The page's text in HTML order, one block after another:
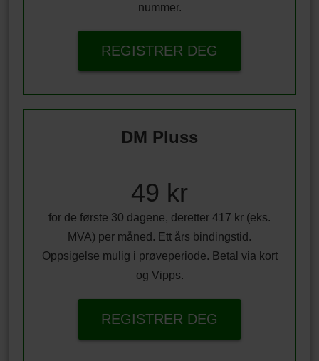
nummer.
REGISTRER DEG
DM Pluss
49 kr
for de første 30 dagene, deretter 417 kr (eks.
MVA) per måned. Ett års bindingstid.
Oppsigelse mulig i prøveperiode. Betal via kort
og Vipps.
REGISTRER DEG